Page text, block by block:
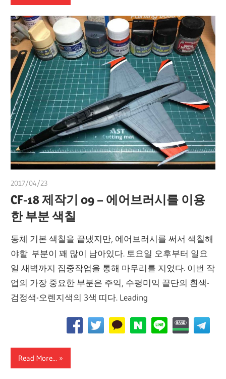
2017/04/23
CF-18 제작기 09 – 에어브러시를 이용
한 부분 색칠
동체 기본 색칠을 끝냈지만, 에어브러시를 써서 색칠해
야할 부분이 꽤 많이 남아있다. 토요일 오후부터 일요
일 새벽까지 집중작업을 통해 마무리를 지었다. 이번 작
업의 가장 중요한 부분은 주익, 수평미익 끝단의 흰색-
검정색-오렌지색의 3색 띠다. Leading
Read More...